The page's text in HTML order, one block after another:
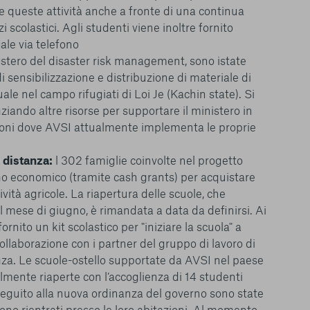
del funzionamento
l’esperienza di
per mostrare
Web e le app di
e sarà
salvo i Cookie
È importante tenere
sulla
scelte”, la
selezionata
tutti i cookie. Per
informazioni
queste attività anche a fronte di una continua
scolastici. Agli studenti viene inoltre fornito
via telefono
del disaster risk management, sono istate
sensibilizzazione e distribuzione di materiale di
nel campo rifugiati di Loi Je (Kachin state). Si
altre risorse per supportare il ministero in
dove AVSI attualmente implementa le proprie
l 302 famiglie coinvolte nel progetto
economico (tramite cash grants) per acquistare
agricole. La riapertura delle scuole, che
mese di giugno, è rimandata a data da definirsi. Ai
un kit scolastico per "iniziare la scuola" a
con i partner del gruppo di lavoro di
Le scuole-ostello supportate da AVSI nel paese
riaperte con l’accoglienza di 14 studenti
alla nuova ordinanza del governo sono state